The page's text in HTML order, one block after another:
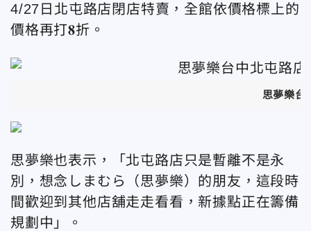
4/27日北屯路店閉店特賣，全館依價格標上的
價格再打𝟖折。
思夢樂台
思夢樂也表示，「北屯路店只是暫離不是永
別，想念しまむら（思夢樂）的朋友，這段時
間歡迎到其他店舖走走看看，新據點正在籌備
規劃中」。